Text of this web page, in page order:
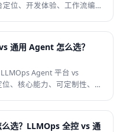
位、开发体验、工作流编
。
通用 Agent 怎么选？
Agent 平台 vs
、核心能力、可定制性、开
选？LLMOps 全控 vs 通